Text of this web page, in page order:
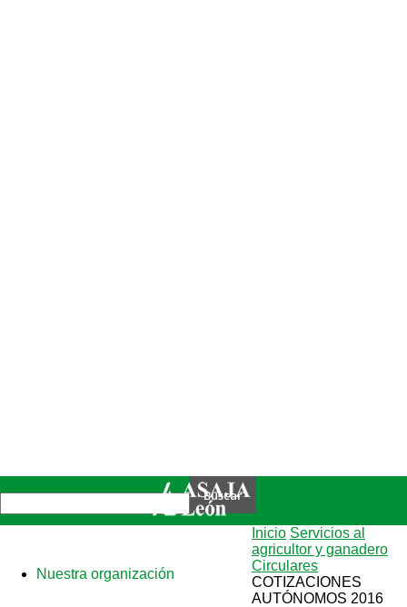
Nuestra organización
Inicio Servicios al
agricultor y ganadero
Circulares
COTIZACIONES
AUTÓNOMOS 2016